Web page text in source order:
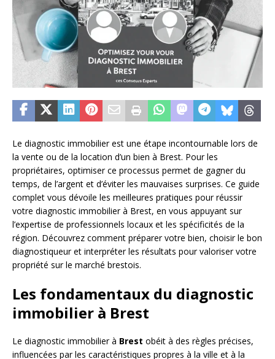
Le diagnostic immobilier est une étape incontournable lors de
la vente ou de la location d’un bien à Brest. Pour les
propriétaires, optimiser ce processus permet de gagner du
temps, de l’argent et d’éviter les mauvaises surprises. Ce guide
complet vous dévoile les meilleures pratiques pour réussir
votre diagnostic immobilier à Brest, en vous appuyant sur
l’expertise de professionnels locaux et les spécificités de la
région. Découvrez comment préparer votre bien, choisir le bon
diagnostiqueur et interpréter les résultats pour valoriser votre
propriété sur le marché brestois.
Les fondamentaux du diagnostic
immobilier à Brest
Le diagnostic immobilier à Brest obéit à des règles précises,
influencées par les caractéristiques propres à la ville et à la